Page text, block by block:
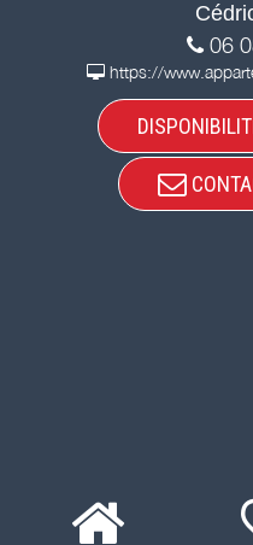
06
https://